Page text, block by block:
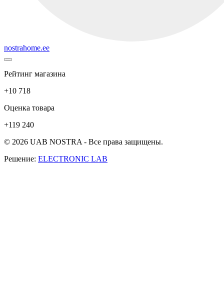
nostrahome.ee
Рейтинг магазина
+10 718
Оценка товара
+119 240
© 2026 UAB NOSTRA - Все права защищены.
Решение: ELECTRONIC LAB